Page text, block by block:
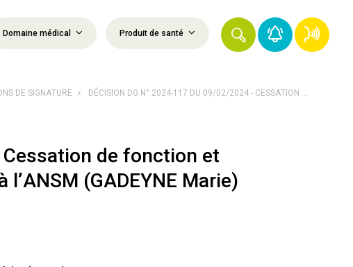
Domaine médical Produit de santé
DE SIGNATURE DÉCISION DG N° 2024-117 DU 09/02/2024 - CESSATION ...
de fonction et
(GADEYNE Marie)